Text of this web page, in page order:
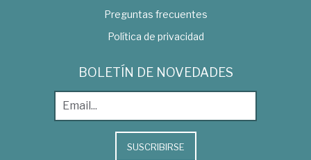
Preguntas frecuentes
Política de privacidad
BOLETÍN DE NOVEDADES
SUSCRIBIRSE